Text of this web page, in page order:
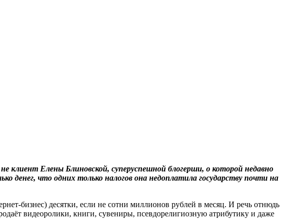
Елены Блиновской, суперуспешной блогерши, о которой недавно
денег, что одних только налогов она недоплатила государству почти на
бизнес) десятки, если не сотни миллионов рублей в месяц. И речь отнюдь
видеоролики, книги, сувениры, псевдорелигиозную атрибутику и даже